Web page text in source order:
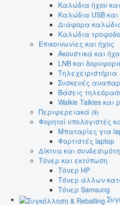
Καλώδια ήχου
Καλώδια USB
Διάφορα
Καλώδια
Επικοινωνίες και ήχος
Ακουστικά και
LNB και
Τηλεχειριστήρια
Συσκευές
Βάσεις
Walkie Talkies
Περιφερειακά (9)
Φορητοί υπολογιστές
Μπαταρίες για
Φορτιστές laptop
Δίκτυα και
Τόνερ και εκτύπωση
Τόνερ HP
Τόνερ άλλων
Τόνερ Samsung